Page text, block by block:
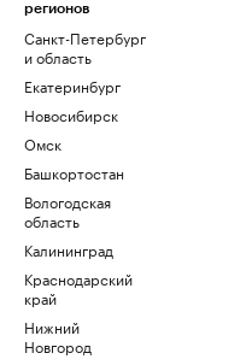
регионов
Санкт-Петербург
и область
Екатеринбург
Новосибирск
Омск
Башкортостан
Вологодская
область
Калининград
Краснодарский
край
Нижний
Новгород